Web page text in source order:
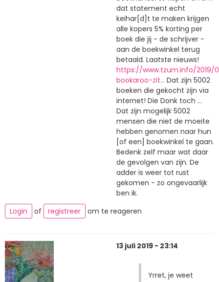
dat statement echt
keihar[d]t te maken krijgen
alle kopers 5% korting per
boek die jij - de schrijver -
aan de boekwinkel terug
betaald. Laatste nieuws!
https://www.tzum.info/2019/
bookaroo-zit… Dat zijn 5002
boeken die gekocht zijn via
internet! Die Donk toch ...
Dat zijn mogelijk 5002
mensen die niet de moeite
hebben genomen naar hun
[of een] boekwinkel te gaan.
Bedenk zelf maar wat daar
de gevolgen van zijn. De
adder is weer tot rust
gekomen - zo ongevaarlijk
ben ik.
Login
of registreer om te reageren
13 juli 2019 - 23:14
Yrret, je weet